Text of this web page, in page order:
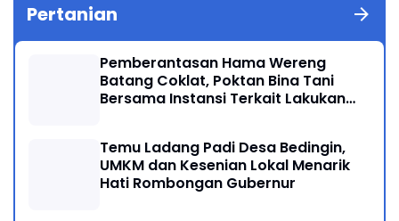
Pertanian
Pemberantasan Hama Wereng
Batang Coklat, Poktan Bina Tani
Bersama Instansi Terkait Lakukan
Temu Ladang Padi Desa Bedingin,
UMKM dan Kesenian Lokal Menarik
Hati Rombongan Gubernur